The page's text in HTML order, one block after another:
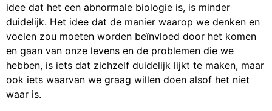
idee dat het een abnormale biologie is, is minder
duidelijk. Het idee dat de manier waarop we denken en
voelen zou moeten worden beïnvloed door het komen
en gaan van onze levens en de problemen die we
hebben, is iets dat zichzelf duidelijk lijkt te maken, maar
ook iets waarvan we graag willen doen alsof het niet
waar is.